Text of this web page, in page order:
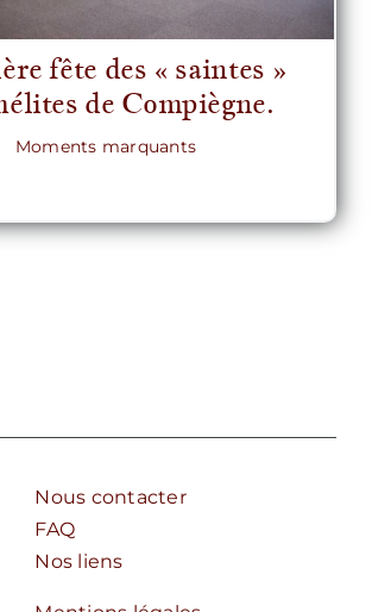
fête des « saintes »
de Compiègne.
Moments marquants
Nous contacter
FAQ
Nos liens